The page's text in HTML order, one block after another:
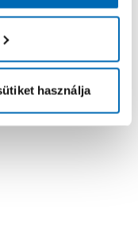
használja